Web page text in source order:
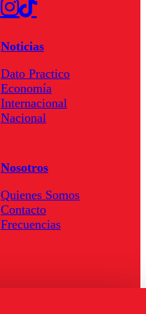
Noticias
Dato Practico
Economía
Internacional
Nacional
Nosotros
Quienes Somos
Contacto
Frecuencias